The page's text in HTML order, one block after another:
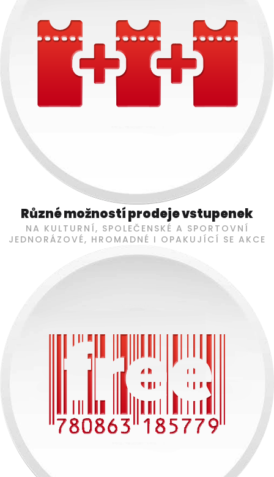
Různé možností prodeje vstupenek
NA KULTURNÍ, SPOLEČENSKÉ A SPORTOVNÍ
JEDNORÁZOVÉ, HROMADNÉ I OPAKUJÍCÍ SE AKCE